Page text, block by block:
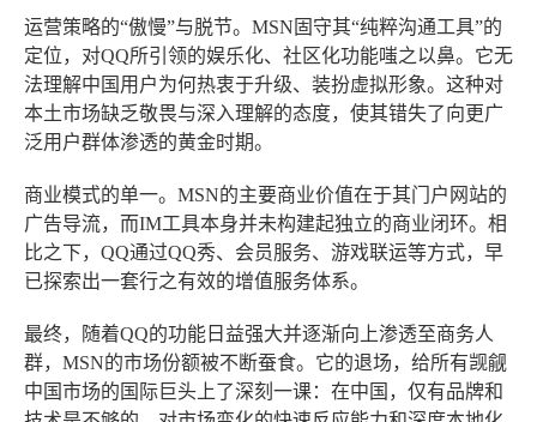
运营策略的“傲慢”与脱节。MSN固守其“纯粹沟通工具”的
定位，对QQ所引领的娱乐化、社区化功能嗤之以鼻。它无
法理解中国用户为何热衷于升级、装扮虚拟形象。这种对
本土市场缺乏敬畏与深入理解的态度，使其错失了向更广
泛用户群体渗透的黄金时期。
商业模式的单一。MSN的主要商业价值在于其门户网站的
广告导流，而IM工具本身并未构建起独立的商业闭环。相
比之下，QQ通过QQ秀、会员服务、游戏联运等方式，早
已探索出一套行之有效的增值服务体系。
最终，随着QQ的功能日益强大并逐渐向上渗透至商务人
群，MSN的市场份额被不断蚕食。它的退场，给所有觊觎
中国市场的国际巨头上了深刻一课：在中国，仅有品牌和